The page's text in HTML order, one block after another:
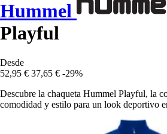
Hummel
Playful
Desde
52,95 € 37,65 € -29%
Descubre la chaqueta Hummel Playful, la
comodidad y estilo para un look deportivo